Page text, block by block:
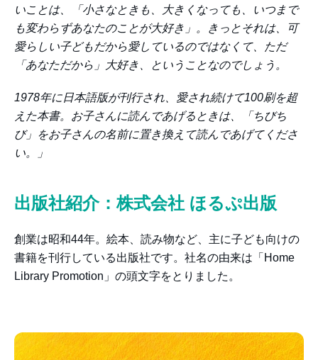
いことは、「小さなときも、大きくなっても、いつまで
も変わらずあなたのことが大好き」。きっとそれは、可
愛らしい子どもだから愛しているのではなくて、ただ
「あなただから」大好き、ということなのでしょう。
1978年に日本語版が刊行され、愛され続けて100刷を超
えた本書。お子さんに読んであげるときは、「ちびち
び」をお子さんの名前に置き換えて読んであげてくださ
い。」
出版社紹介：株式会社 ほるぷ出版
創業は昭和44年。絵本、読み物など、主に子ども向けの
書籍を刊行している出版社です。社名の由来は「Home
Library Promotion」の頭文字をとりました。